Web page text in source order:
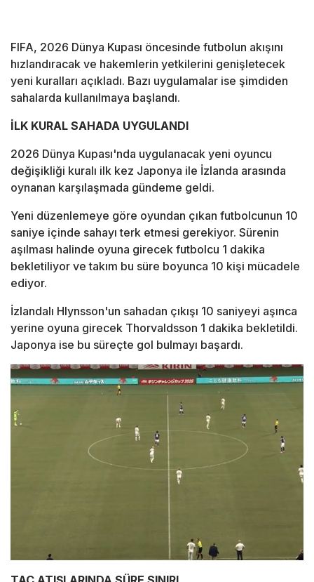
FIFA, 2026 Dünya Kupası öncesinde futbolun akışını
hızlandıracak ve hakemlerin yetkilerini genişletecek
yeni kuralları açıkladı. Bazı uygulamalar ise şimdiden
sahalarda kullanılmaya başlandı.
İLK KURAL SAHADA UYGULANDI
2026 Dünya Kupası'nda uygulanacak yeni oyuncu
değişikliği kuralı ilk kez Japonya ile İzlanda arasında
oynanan karşılaşmada gündeme geldi.
Yeni düzenlemeye göre oyundan çıkan futbolcunun 10
saniye içinde sahayı terk etmesi gerekiyor. Sürenin
aşılması halinde oyuna girecek futbolcu 1 dakika
bekletiliyor ve takım bu süre boyunca 10 kişi mücadele
ediyor.
İzlandalı Hlynsson'un sahadan çıkışı 10 saniyeyi aşınca
yerine oyuna girecek Thorvaldsson 1 dakika bekletildi.
Japonya ise bu süreçte gol bulmayı başardı.